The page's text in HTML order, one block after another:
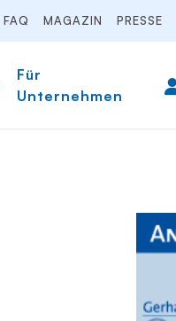
FAQ MAGAZIN PRESSE
Für
Unternehmen